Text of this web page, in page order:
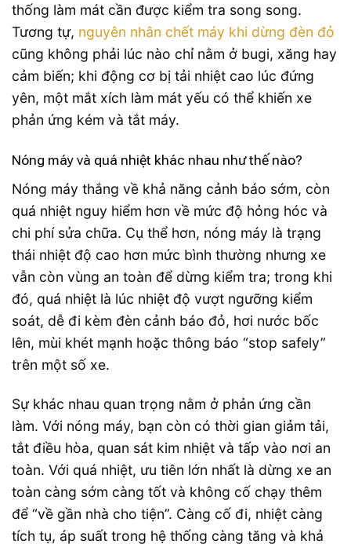
thống làm mát cần được kiểm tra song song.
Tương tự, nguyên nhân chết máy khi dừng đèn đỏ
cũng không phải lúc nào chỉ nằm ở bugi, xăng hay
cảm biến; khi động cơ bị tải nhiệt cao lúc đứng
yên, một mắt xích làm mát yếu có thể khiến xe
phản ứng kém và tắt máy.
Nóng máy và quá nhiệt khác nhau như thế nào?
Nóng máy thắng về khả năng cảnh báo sớm, còn
quá nhiệt nguy hiểm hơn về mức độ hỏng hóc và
chi phí sửa chữa. Cụ thể hơn, nóng máy là trạng
thái nhiệt độ cao hơn mức bình thường nhưng xe
vẫn còn vùng an toàn để dừng kiểm tra; trong khi
đó, quá nhiệt là lúc nhiệt độ vượt ngưỡng kiểm
soát, dễ đi kèm đèn cảnh báo đỏ, hơi nước bốc
lên, mùi khét mạnh hoặc thông báo “stop safely”
trên một số xe.
Sự khác nhau quan trọng nằm ở phản ứng cần
làm. Với nóng máy, bạn còn có thời gian giảm tải,
tắt điều hòa, quan sát kim nhiệt và tấp vào nơi an
toàn. Với quá nhiệt, ưu tiên lớn nhất là dừng xe an
toàn càng sớm càng tốt và không cố chạy thêm
để “về gần nhà cho tiện”. Càng cố đi, nhiệt càng
tích tụ, áp suất trong hệ thống càng tăng và khả